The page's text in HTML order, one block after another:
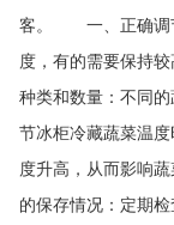
客。 一、正确调节
度，有的需要保持
种类和数量：不同
节冰柜冷藏蔬菜温
度升高，从而影响
的保存情况：定期